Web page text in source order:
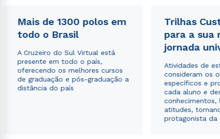
Mais de 1300 polos em
todo o Brasil
A Cruzeiro do Sul Virtual está
presente em todo o país,
oferecendo os melhores cursos
de graduação e pós-graduação a
distância do país
Trilhas
para a sua
jornada
Atividades de
consideram os
específicos e
cada aluno e
conhecimentos,
atitudes,
protagonista da